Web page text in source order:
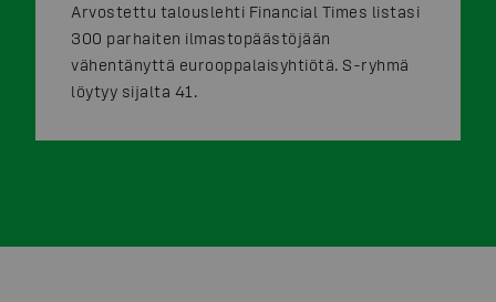
Arvostettu talouslehti Financial Times listasi
300 parhaiten ilmastopäästöjään
vähentänyttä eurooppalaisyhtiötä. S-ryhmä
löytyy sijalta 41.